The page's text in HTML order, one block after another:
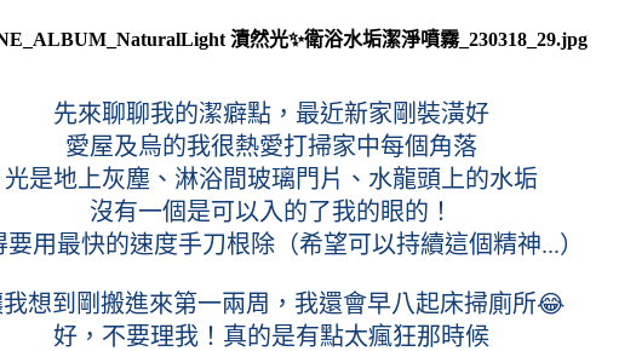
先來聊聊我的潔癖點，最近新家剛裝潢好
愛屋及烏的我很熱愛打掃家中每個角落
光是地上灰塵、淋浴間玻璃門片、水龍頭上的水垢
沒有一個是可以入的了我的眼的！
要用最快的速度手刀根除（希望可以持續這個精神...）
想到剛搬進來第一兩周，我還會早八起床掃廁所😂
好，不要理我！真的是有點太瘋狂那時候